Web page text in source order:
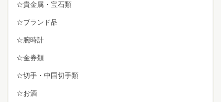
☆貴金属・宝石類
☆ブランド品
☆腕時計
☆金券類
☆切手・中国切手類
☆お酒